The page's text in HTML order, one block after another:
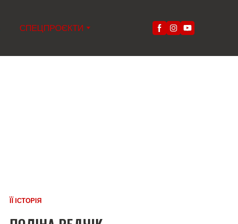
СПЕЦПРОЄКТИ
ЇЇ ІСТОРІЯ